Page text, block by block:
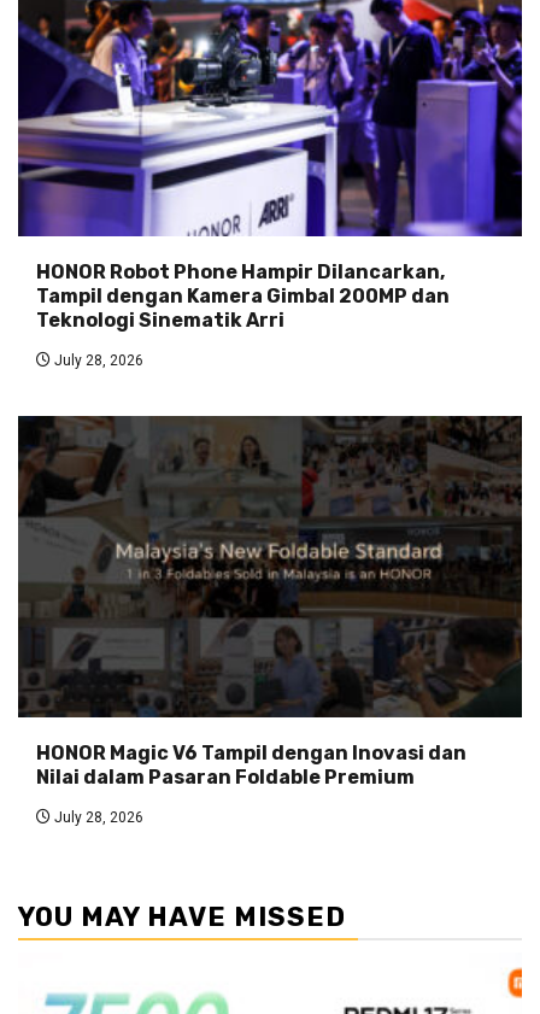
HONOR Robot Phone Hampir Dilancarkan,
Tampil dengan Kamera Gimbal 200MP dan
Teknologi Sinematik Arri
July 28, 2026
HONOR Magic V6 Tampil dengan Inovasi dan
Nilai dalam Pasaran Foldable Premium
July 28, 2026
YOU MAY HAVE MISSED